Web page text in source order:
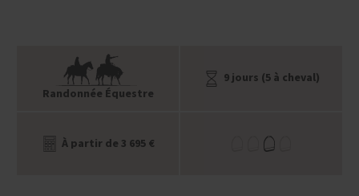
Randonnée Équestre
9 jours (5 à cheval)
À partir de 3 695 €